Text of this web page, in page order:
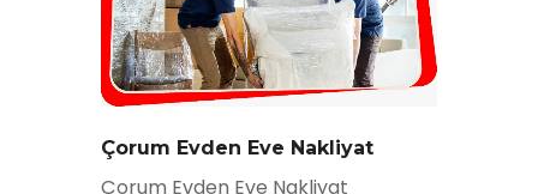
Çorum Evden Eve Nakliyat
Çorum Evden Eve Nakliyat